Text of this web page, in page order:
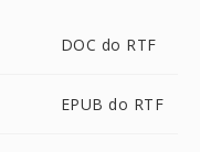
DOC do RTF
EPUB do RTF